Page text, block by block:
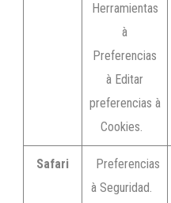
Herramientas
à
Preferencias
à Editar
preferencias à
Cookies.
Safari
Preferencias
à Seguridad.